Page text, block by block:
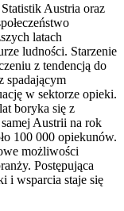
Austria oraz
latach
ludności. Starzenie
z tendencją do
spadającym
w sektorze opieki.
boryka się z
Austrii na rok
100 000 opiekunów.
możliwości
Postępująca
i wsparcia staje się